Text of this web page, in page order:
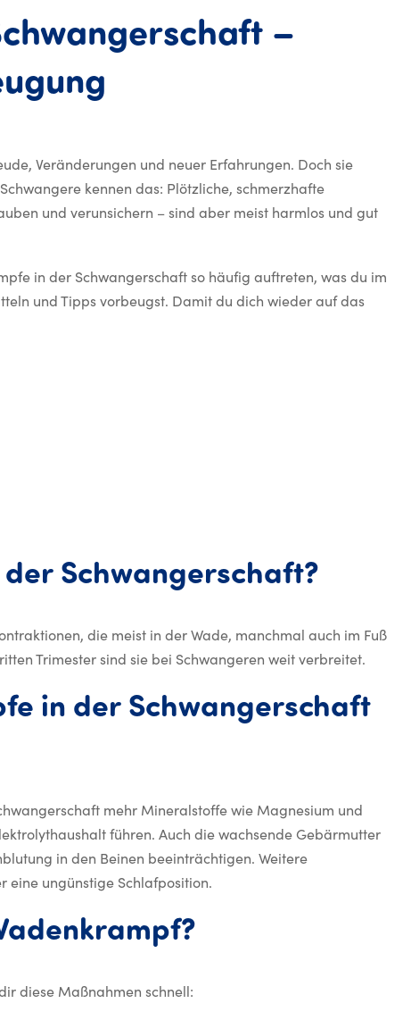
–
Veränderungen und neuer Erfahrungen. Doch sie
kennen das: Plötzliche, schmerzhafte
und verunsichern – sind aber meist harmlos und gut
in der Schwangerschaft so häufig auftreten, was du im
und Tipps vorbeugst. Damit du dich wieder auf das
der Schwangerschaft?Was
die meist in der Wade, manchmal auch im Fuß
Trimester sind sie bei Schwangeren weit verbreitet.
in der Schwangerschaft
in der
mehr Mineralstoffe wie Magnesium und
führen. Auch die wachsende Gebärmutter
in den Beinen beeinträchtigen. Weitere
eine ungünstige Schlafposition.
Was tun bei
diese Maßnahmen schnell: